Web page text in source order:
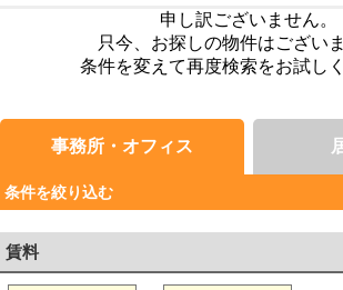
申し訳ございません。
只今、お探しの物件はございま
条件を変えて再度検索をお試し
事務所・オフィス
条件を絞り込む
賃料